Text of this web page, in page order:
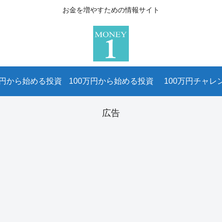
お金を増やすための情報サイト
から始める投資 100万円から始める投資 100万円チャレ
広告